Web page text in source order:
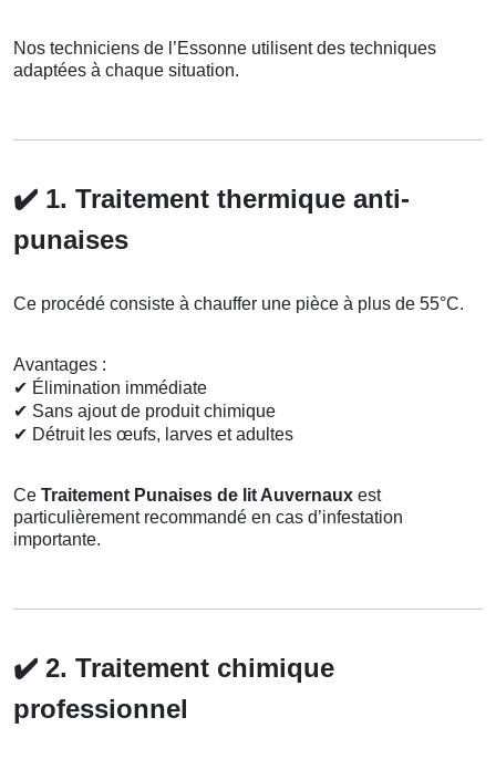
Nos techniciens de l’Essonne utilisent des techniques
adaptées à chaque situation.
✔️ 1. Traitement thermique anti-
punaises
Ce procédé consiste à chauffer une pièce à plus de 55°C.
Avantages :
✔ Élimination immédiate
✔ Sans ajout de produit chimique
✔ Détruit les œufs, larves et adultes
Ce Traitement Punaises de lit Auvernaux est
particulièrement recommandé en cas d’infestation
importante.
✔️ 2. Traitement chimique
professionnel